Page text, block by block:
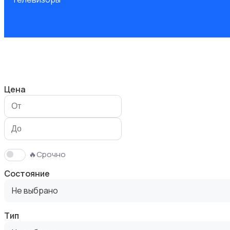
Акустика, колонки, сабвуферы
Цена
🔥Срочно
Состояние
Не выбрано
Тип